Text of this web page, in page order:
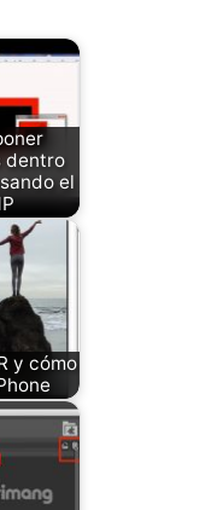
dentro
el
y cómo